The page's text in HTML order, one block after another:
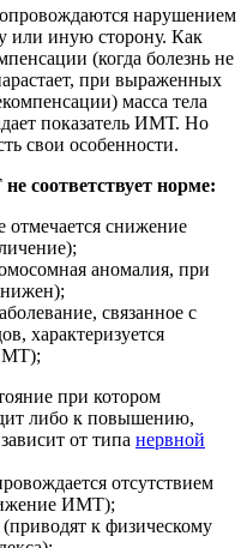
нарушением
или иную сторону. Как
(когда болезнь не
при выраженных
масса тела
показатель ИМТ. Но
свои особенности.
соответствует норме:
отмечается снижение
аномалия, при
связанное с
характеризуется
при котором
либо к повышению,
от типа нервной
отсутствием
ИМТ);
к физическому